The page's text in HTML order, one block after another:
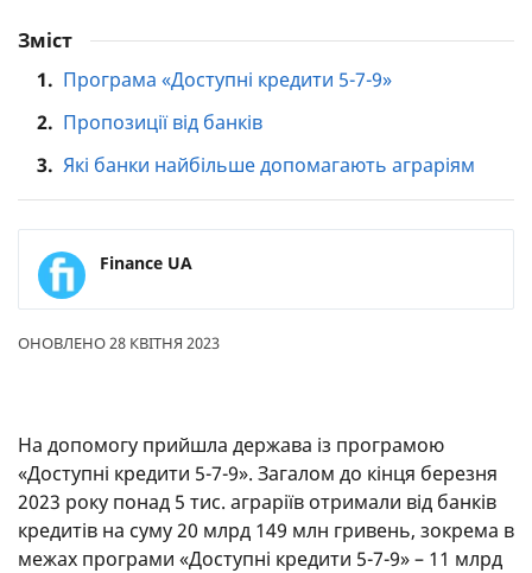
Зміст
1. Програма «Доступні кредити 5-7-9»
2. Пропозиції від банків
3. Які банки найбільше допомагають аграріям
Finance UA
ОНОВЛЕНО 28 КВІТНЯ 2023
На допомогу прийшла держава із програмою
«Доступні кредити 5-7-9». Загалом до кінця березня
2023 року понад 5 тис. аграріїв отримали від банків
кредитів на суму 20 млрд 149 млн гривень, зокрема в
межах програми «Доступні кредити 5-7-9» – 11 млрд